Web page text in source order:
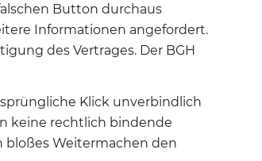
Button durchaus
Informationen angefordert.
des Vertrages. Der BGH
Klick unverbindlich
keine rechtlich bindende
Weitermachen den